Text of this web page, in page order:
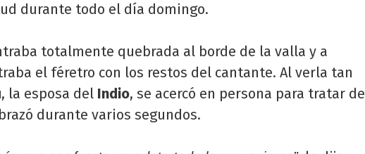
durante todo el día domingo.
totalmente quebrada al borde de la valla y a
el féretro con los restos del cantante. Al verla tan
, la esposa del Indio, se acercó en persona para tratar de
durante varios segundos.